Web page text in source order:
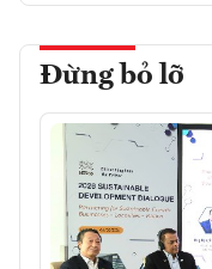
Đừng bỏ lỡ